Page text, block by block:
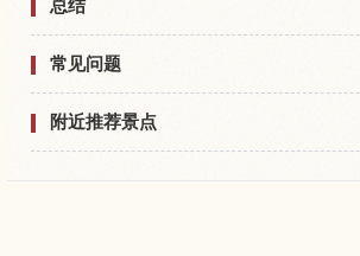
总结
常见问题
附近推荐景点